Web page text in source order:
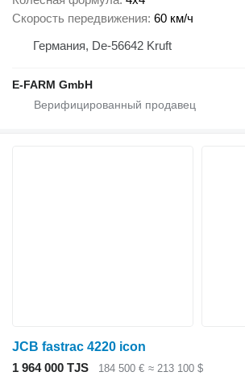
Скорость передвижения 60 км/ч
Германия, De-56642 Kruft
E-FARM GmbH
JCB fastrac 4220 icon
1 964 000 TJS
184 500 € ≈ 213 100 $